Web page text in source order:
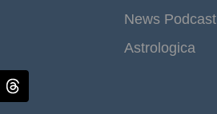
News Podcast
Astrologica